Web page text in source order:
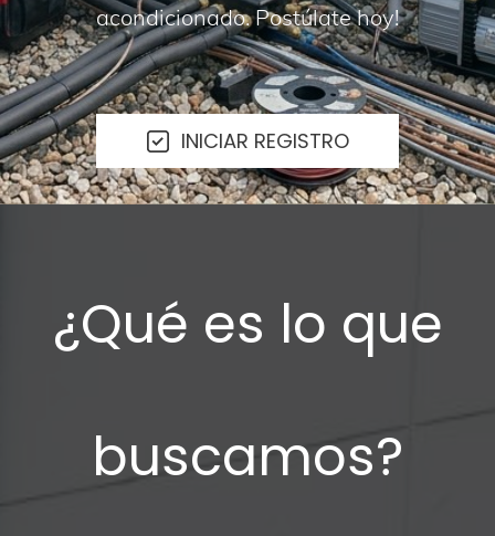
acondicionado. Postúlate hoy!
INICIAR REGISTRO
¿Qué es lo que
buscamos?